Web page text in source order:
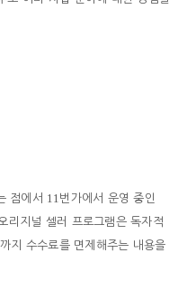
점에서 11번가에서 운영 중인
리지널 셀러 프로그램은 독자적
지 수수료를 면제해주는 내용을